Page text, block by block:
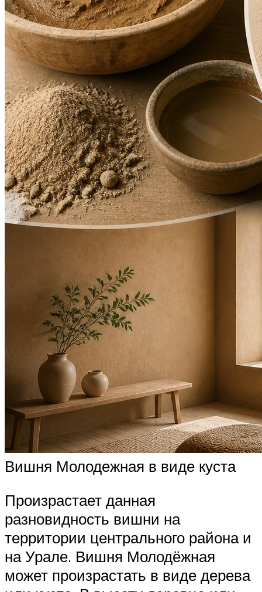
Вишня Молодежная в виде куста
Произрастает данная
разновидность вишни на
территории центрального района и
на Урале. Вишня Молодёжная
может произрастать в виде дерева